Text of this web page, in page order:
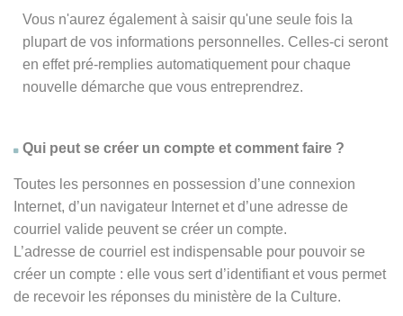
Vous n'aurez également à saisir qu'une seule fois la
plupart de vos informations personnelles. Celles-ci seront
en effet pré-remplies automatiquement pour chaque
nouvelle démarche que vous entreprendrez.
Qui peut se créer un compte et comment faire ?
Toutes les personnes en possession d’une connexion
Internet, d’un navigateur Internet et d’une adresse de
courriel valide peuvent se créer un compte.
L’adresse de courriel est indispensable pour pouvoir se
créer un compte : elle vous sert d’identifiant et vous permet
de recevoir les réponses du ministère de la Culture.